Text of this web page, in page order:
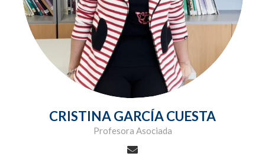
CRISTINA GARCÍA CUESTA
Profesora Asociada